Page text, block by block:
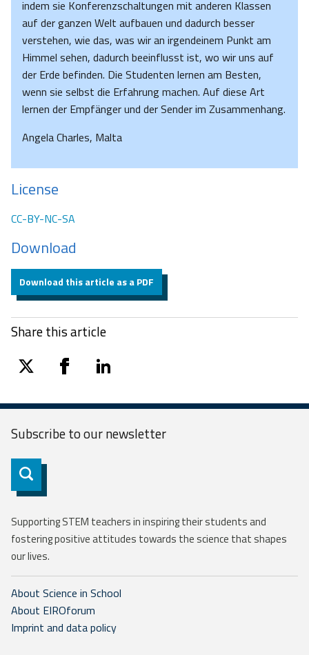
indem sie Konferenzschaltungen mit anderen Klassen
auf der ganzen Welt aufbauen und dadurch besser
verstehen, wie das, was wir an irgendeinem Punkt am
Himmel sehen, dadurch beeinflusst ist, wo wir uns auf
der Erde befinden. Die Studenten lernen am Besten,
wenn sie selbst die Erfahrung machen. Auf diese Art
lernen der Empfänger und der Sender im Zusammenhang.
Angela Charles, Malta
License
CC-BY-NC-SA
Download
Download this article as a PDF
Share this article
twitter facebooklinkedin
Subscribe to ournewsletter
Subscribe
Supporting STEM teachers in inspiring their students and
fostering positive attitudes towards the science that shapes
our lives.
About Science in School
About EIROforum
Imprint and data policy